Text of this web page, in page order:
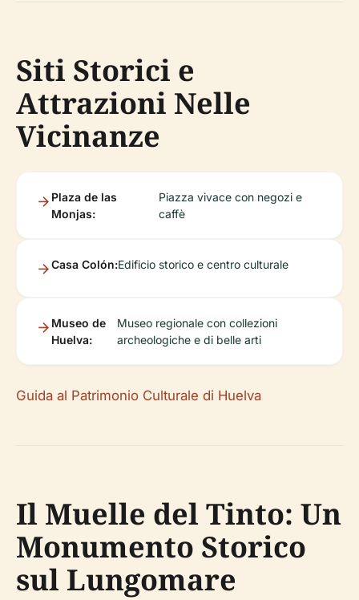
Siti Storici e
Attrazioni Nelle
Vicinanze
Plaza de las
Monjas:
Piazza vivace con negozi e
caffè
Casa Colón:Edificio storico e centro culturale
Museo de
Huelva:
Museo regionale con collezioni
archeologiche e di belle arti
Guida al Patrimonio Culturale di Huelva
Il Muelle del Tinto: Un
Monumento Storico
sul Lungomare